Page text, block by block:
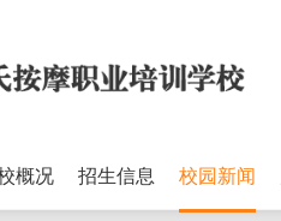
概况 招生信息 校园新闻